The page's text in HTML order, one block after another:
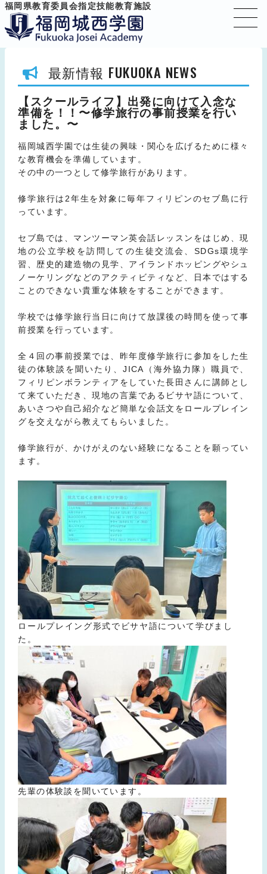
福岡県教育委員会指定技能教育施設
最新情報 FUKUOKA NEWS
【スクールライフ】出発に向けて入念な
準備を！！〜修学旅行の事前授業を行い
ました。〜
福岡城西学園では生徒の興味・関心を広げるために様々
な教育機会を準備しています。
その中の一つとして修学旅行があります。
修学旅行は2年生を対象に毎年フィリピンのセブ島に行
っています。
セブ島では、マンツーマン英会話レッスンをはじめ、現
地の公立学校を訪問しての生徒交流会、SDGs環境学
習、歴史的建造物の見学、アイランドホッピングやシュ
ノーケリングなどのアクティビティなど、日本ではする
ことのできない貴重な体験をすることができます。
学校では修学旅行当日に向けて放課後の時間を使って事
前授業を行っています。
全４回の事前授業では、昨年度修学旅行に参加をした生
徒の体験談を聞いたり、JICA（海外協力隊）職員で、
フィリピンボランティアをしていた長田さんに講師とし
て来ていただき、現地の言葉であるビサヤ語について、
あいさつや自己紹介など簡単な会話文をロールプレイン
グを交えながら教えてもらいました。
修学旅行が、かけがえのない経験になることを願ってい
ます。
ロールプレイング形式でビサヤ語について学びまし
た。
先輩の体験談を聞いています。